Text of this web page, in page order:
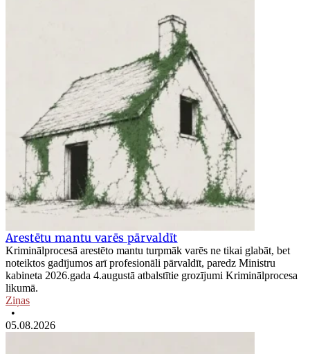
Arestētu mantu varēs pārvaldīt
Kriminālprocesā arestēto mantu turpmāk varēs ne tikai glabāt, bet
noteiktos gadījumos arī profesionāli pārvaldīt, paredz Ministru
kabineta 2026.gada 4.augustā atbalstītie grozījumi Kriminālprocesa
likumā.
Ziņas
•
05.08.2026